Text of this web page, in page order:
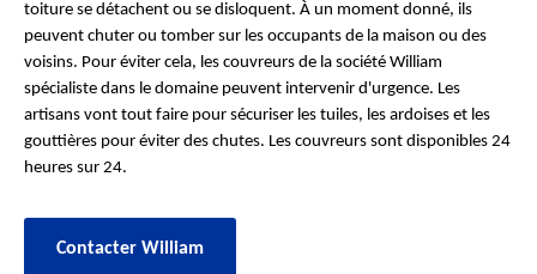
toiture se détachent ou se disloquent. À un moment donné, ils
peuvent chuter ou tomber sur les occupants de la maison ou des
voisins. Pour éviter cela, les couvreurs de la société William
spécialiste dans le domaine peuvent intervenir d'urgence. Les
artisans vont tout faire pour sécuriser les tuiles, les ardoises et les
gouttières pour éviter des chutes. Les couvreurs sont disponibles 24
heures sur 24.
Contacter William